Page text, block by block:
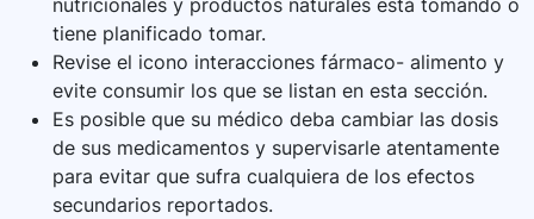
nutricionales y productos naturales está tomando o
tiene planificado tomar.
Revise el icono interacciones fármaco- alimento y
evite consumir los que se listan en esta sección.
Es posible que su médico deba cambiar las dosis
de sus medicamentos y supervisarle atentamente
para evitar que sufra cualquiera de los efectos
secundarios reportados.